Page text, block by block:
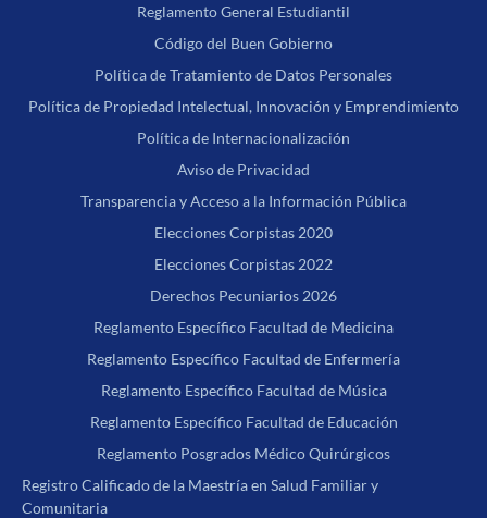
Reglamento General Estudiantil
Código del Buen Gobierno
Política de Tratamiento de Datos Personales
Política de Propiedad Intelectual, Innovación y Emprendimiento
Política de Internacionalización
Aviso de Privacidad
Transparencia y Acceso a la Información Pública
Elecciones Corpistas 2020
Elecciones Corpistas 2022
Derechos Pecuniarios 2026
Reglamento Específico Facultad de Medicina
Reglamento Específico Facultad de Enfermería
Reglamento Específico Facultad de Música
Reglamento Específico Facultad de Educación
Reglamento Posgrados Médico Quirúrgicos
Registro Calificado de la Maestría en Salud Familiar y
Comunitaria